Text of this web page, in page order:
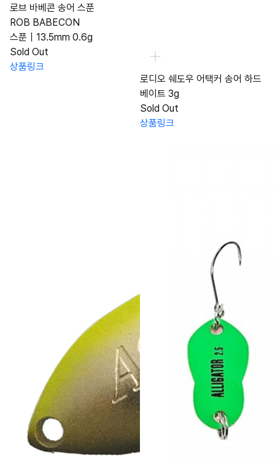
로브 바베콘 송어 스푼
ROB BABECON
스푼｜13.5mm 0.6g
Sold Out
상품링크
로디오 쉐도우 어택커 송어 하드
베이트 3g
Sold Out
상품링크